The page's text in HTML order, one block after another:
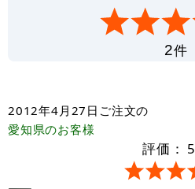
2件
2012年4月27日 ご注文の
愛知県のお客様
評価： 5